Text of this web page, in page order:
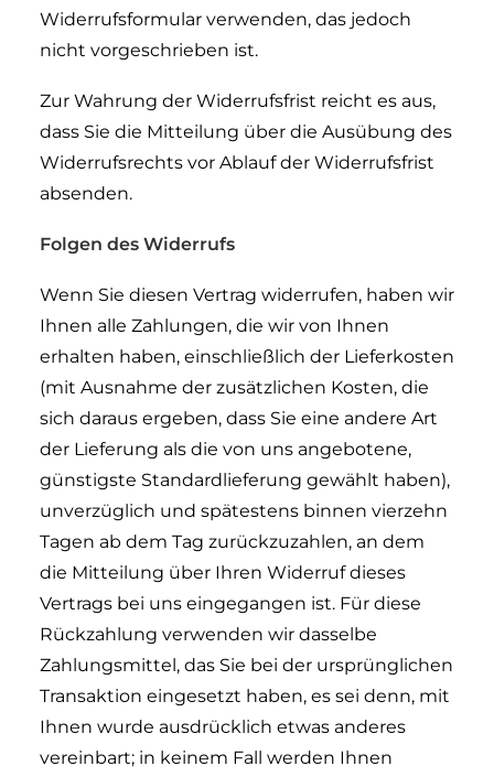
Widerrufsformular verwenden, das jedoch
nicht vorgeschrieben ist.
Zur Wahrung der Widerrufsfrist reicht es aus,
dass Sie die Mitteilung über die Ausübung des
Widerrufsrechts vor Ablauf der Widerrufsfrist
absenden.
Folgen des Widerrufs
Wenn Sie diesen Vertrag widerrufen, haben wir
Ihnen alle Zahlungen, die wir von Ihnen
erhalten haben, einschließlich der Lieferkosten
(mit Ausnahme der zusätzlichen Kosten, die
sich daraus ergeben, dass Sie eine andere Art
der Lieferung als die von uns angebotene,
günstigste Standardlieferung gewählt haben),
unverzüglich und spätestens binnen vierzehn
Tagen ab dem Tag zurückzuzahlen, an dem
die Mitteilung über Ihren Widerruf dieses
Vertrags bei uns eingegangen ist. Für diese
Rückzahlung verwenden wir dasselbe
Zahlungsmittel, das Sie bei der ursprünglichen
Transaktion eingesetzt haben, es sei denn, mit
Ihnen wurde ausdrücklich etwas anderes
vereinbart; in keinem Fall werden Ihnen